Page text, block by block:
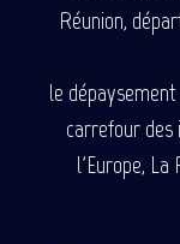
Réunion,
le
carrefour des
l'Europe, La